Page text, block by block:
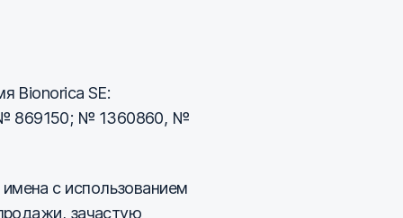
Bionorica SE:
869150; № 1360860, №
с использованием
зачастую